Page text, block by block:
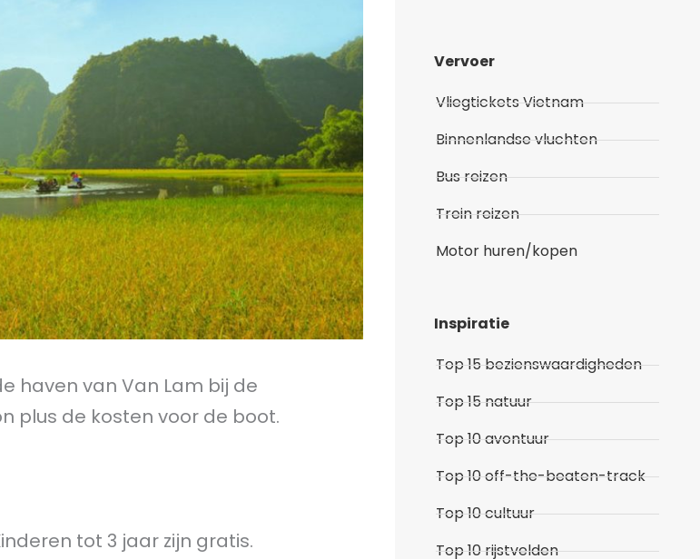
haven van Van Lam bij de
plus de kosten voor de boot.
tot 3 jaar zijn gratis.
Vervoer
Vliegtickets Vietnam
Binnenlandse vluchten
Bus reizen
Trein reizen
Motor huren/kopen
Inspiratie
Top 15 bezienswaardigheden
Top 15 natuur
Top 10 avontuur
Top 10 off-the-beaten-track
Top 10 cultuur
Top 10 rijstvelden